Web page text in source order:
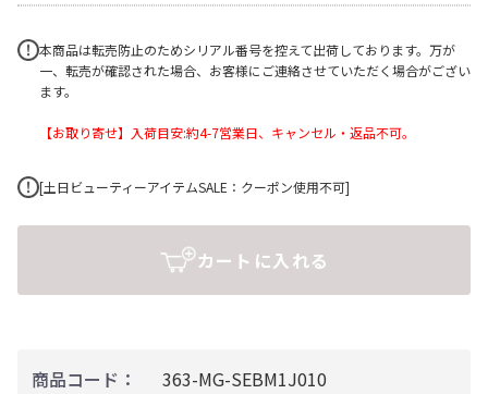
商品コード：
363-MG-SEBM1J010
本商品は転売防止のためシリアル番号を控えて出荷しております。万が
一、転売が確認された場合、お客様にご連絡させていただく場合がござい
ます。
【お取り寄せ】入荷目安:約4-7営業日、キャンセル・返品不可。
[土日ビューティーアイテムSALE：クーポン使用不可]
カートに入れる